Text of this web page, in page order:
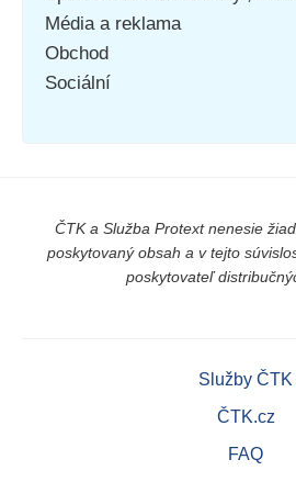
Média a reklama
Obchod
Sociální
ČTK a Služba Protext nenesie
poskytovaný obsah a v tejto
poskytovateľ
Služby ČTK
ČTK.cz
FAQ